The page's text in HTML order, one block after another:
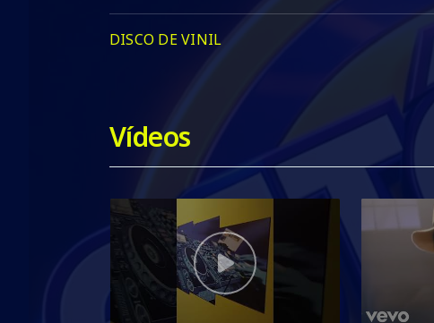
DISCO DE VINIL
Vídeos